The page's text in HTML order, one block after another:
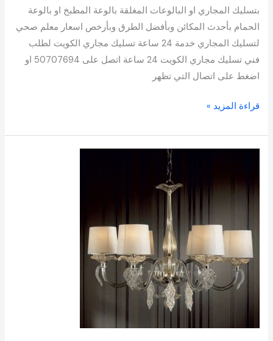
بتسليك المجاري او البالوعات المغلقة بالوعة المطبخ او بالوعة
الحمام بأحدث المكائن وبأفضل الطرق وبأرخص اسعار معلم صحي
لتسليك المجاري خدمة 24 ساعة تسليك مجاري الكويت لطلب
فني تسليك مجاري الكويت 24 ساعة اتصل على 50707694 او
اضغط على اتصال التي تظهر
قراءة المزيد »